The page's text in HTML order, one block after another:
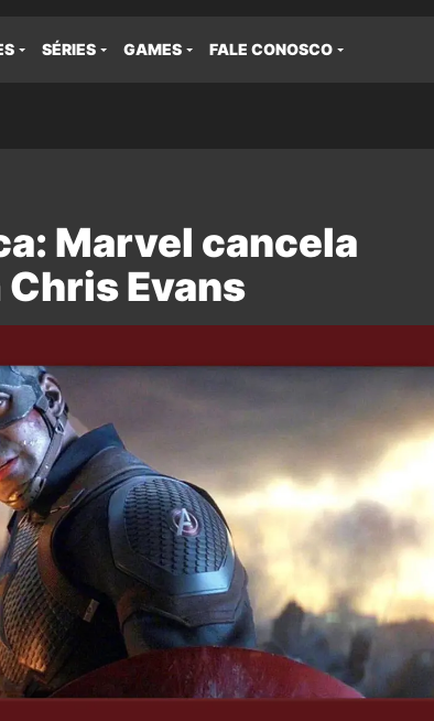
SÉRIES GAMES FALE CONOSCO
Marvel cancela
Evans